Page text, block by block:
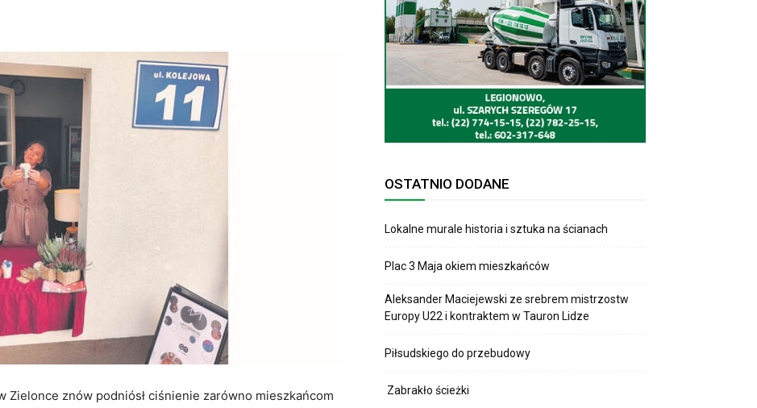
Zielonce znów podniósł ciśnienie zarówno mieszkańcom
OSTATNIO DODANE
Lokalne murale historia i sztuka na ścianach
Plac 3 Maja okiem mieszkańców
Aleksander Maciejewski ze srebrem mistrzostw
Europy U22 i kontraktem w Tauron Lidze
Piłsudskiego do przebudowy
Zabrakło ścieżki